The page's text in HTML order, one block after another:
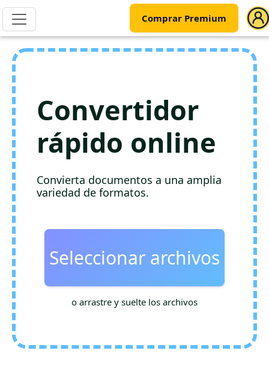
Comprar Premium
Convertidor
rápido online
Convierta documentos a una amplia
variedad de formatos.
Seleccionar archivos
o arrastre y suelte los archivos